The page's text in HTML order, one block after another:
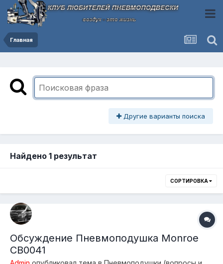
Главная
Другие варианты поиска
Найдено 1 результат
СОРТИРОВКА
Обсуждение Пневмоподушка Monroe
CB0041